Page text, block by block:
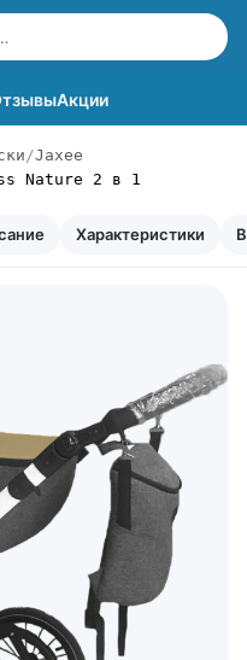
Акции
Jaxee
Nature 2 в 1
Характеристики